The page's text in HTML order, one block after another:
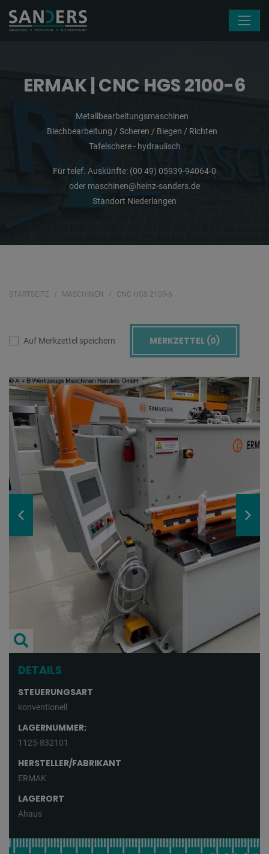
ERMAK | CNC HGS 2100-6
Metallbearbeitungsmaschinen
Blechbearbeitung / Scheren / Biegen / Richten
Tafelschere - hydraulisch
Für telef. Auskünfte: (00 49) 05939-94064-0
oder maschinen@heinz-sanders.de
Standort Niederlangen
STARTSEITE MASCHINEN CNC HGS 2100-6
Auf Merkzettel speichern MERKZETTEL (0)
DETAILS
STEUERUNGSART
konventionell
LAGERNUMMER:
1125-832101
HERSTELLER/FABRIKANT
ERMAK
LAGERORT
Ahaus